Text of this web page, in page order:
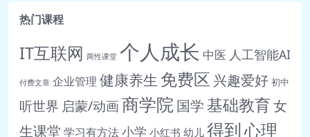
书，推荐给你.pdf
04丨《文字的力量》
🎵 gh-20.0114丨《文字的力量》
1：口语时代的神圣权威.mp3
📄 gh-20.0114丨《文字的力量》
塌》4：古代东地中海贸易体
系如何崩溃？.pdf
🎵 gh-0930丨顾衡问答丨东
西方青铜文明结束，区别在哪
里？.mp3
热门课程
IT互联网 两性课堂 个人成长 中医 人工智能AI
付费文章 企业管理 健康养生 免费区 兴趣爱好 初中
听世界 启蒙/动画商学院国学 基础教育女
生课堂 学习有方法小学 小红书 幼儿 得到心理